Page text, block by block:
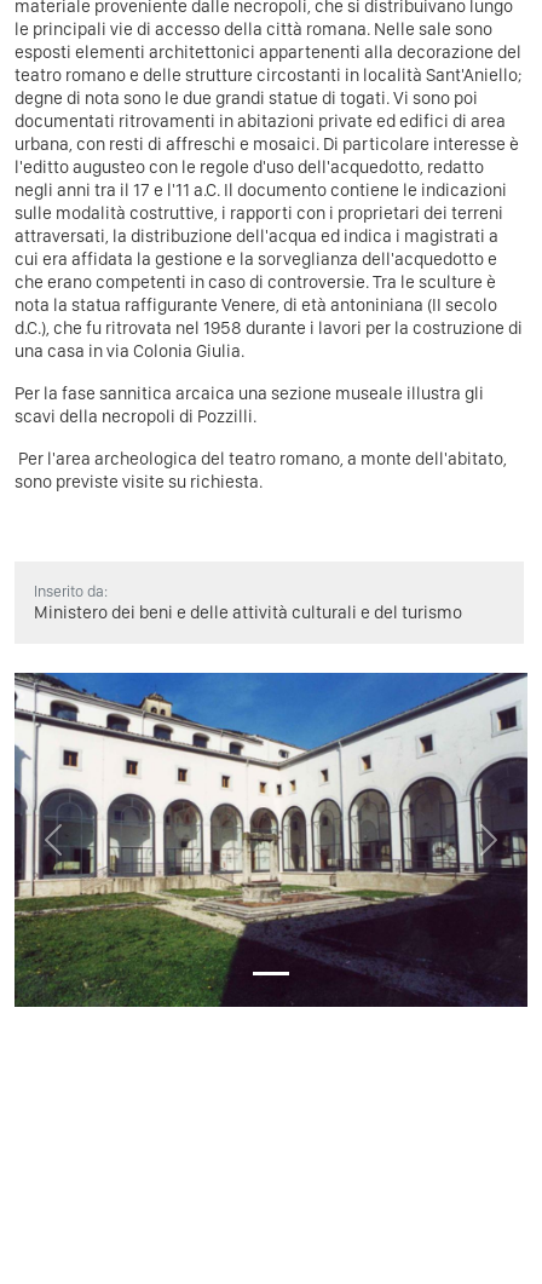
materiale proveniente dalle necropoli, che si distribuivano lungo
le principali vie di accesso della città romana. Nelle sale sono
esposti elementi architettonici appartenenti alla decorazione del
teatro romano e delle strutture circostanti in località Sant'Aniello;
degne di nota sono le due grandi statue di togati. Vi sono poi
documentati ritrovamenti in abitazioni private ed edifici di area
urbana, con resti di affreschi e mosaici. Di particolare interesse è
l'editto augusteo con le regole d'uso dell'acquedotto, redatto
negli anni tra il 17 e l'11 a.C. Il documento contiene le indicazioni
sulle modalità costruttive, i rapporti con i proprietari dei terreni
attraversati, la distribuzione dell'acqua ed indica i magistrati a
cui era affidata la gestione e la sorveglianza dell'acquedotto e
che erano competenti in caso di controversie. Tra le sculture è
nota la statua raffigurante Venere, di età antoniniana (II secolo
d.C.), che fu ritrovata nel 1958 durante i lavori per la costruzione di
una casa in via Colonia Giulia.
Per la fase sannitica arcaica una sezione museale illustra gli
scavi della necropoli di Pozzilli.
Per l'area archeologica del teatro romano, a monte dell'abitato,
sono previste visite su richiesta.
Inserito da:
Ministero dei beni e delle attività culturali e del turismo
Previous Next